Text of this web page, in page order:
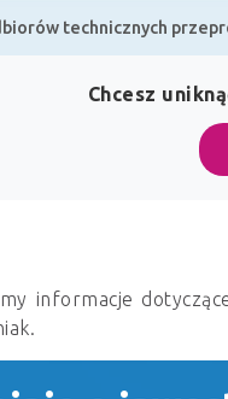
technicznych
Chcesz
informacje
.